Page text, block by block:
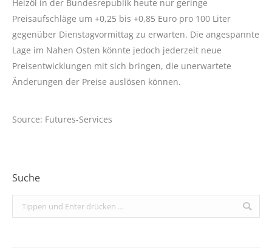
Heizöl in der Bundesrepublik heute nur geringe
Preisaufschläge um +0,25 bis +0,85 Euro pro 100 Liter
gegenüber Dienstagvormittag zu erwarten. Die angespannte
Lage im Nahen Osten könnte jedoch jederzeit neue
Preisentwicklungen mit sich bringen, die unerwartete
Änderungen der Preise auslösen können.
Source: Futures-Services
Suche
Search: